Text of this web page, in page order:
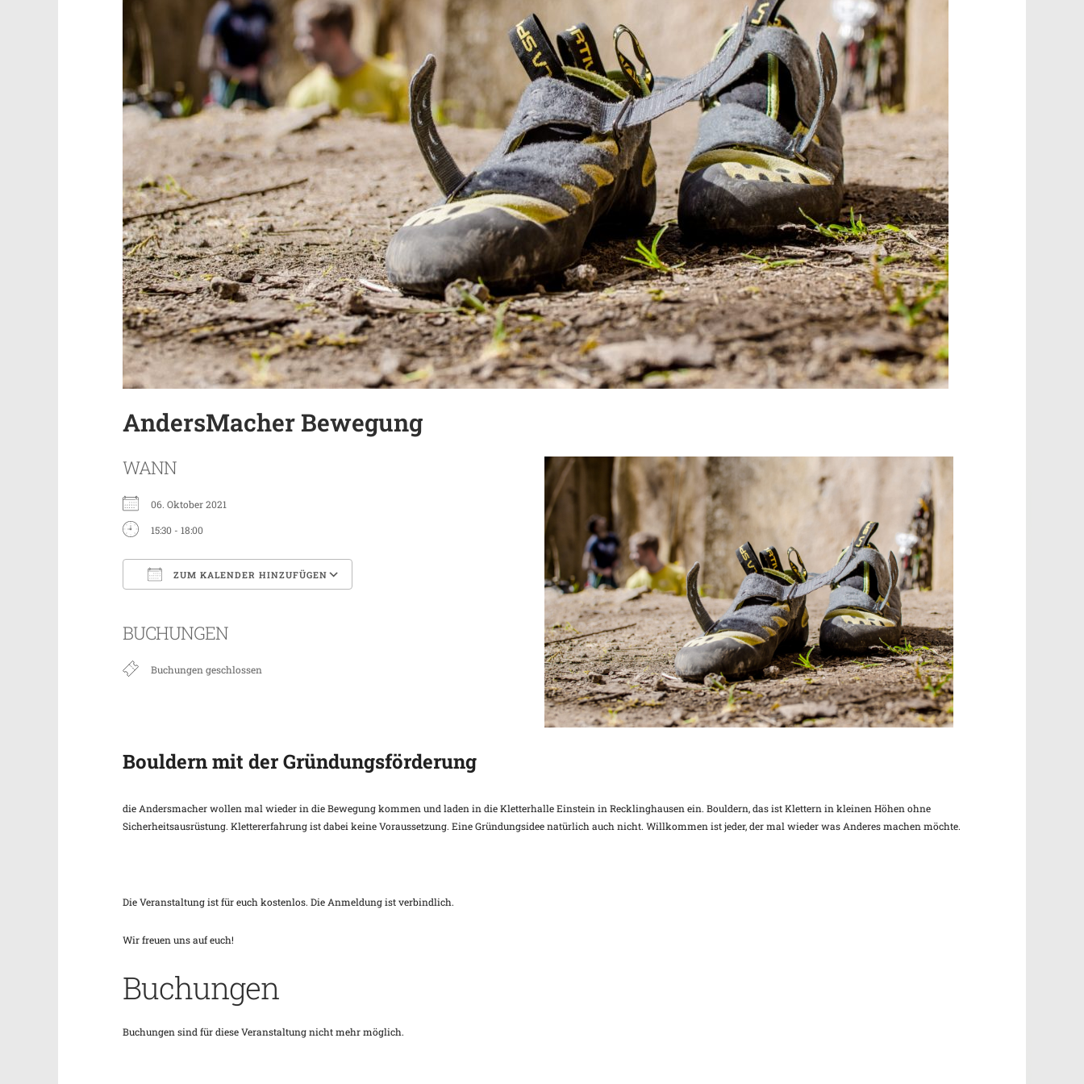
AndersMacher Bewegung
WANN
06. Oktober 2021
15:30 - 18:00
ZUM KALENDER HINZUFÜGEN
iCalendar Office 365
BUCHUNGEN
Buchungen geschlossen
Bouldern mit der Gründungsförderung
die Andersmacher wollen mal wieder in die Bewegung kommen und laden in die Kletterhalle Einstein in Recklinghausen ein. Bouldern, das ist Klettern in kleinen Höhen ohne
Sicherheitsausrüstung. Klettererfahrung ist dabei keine Voraussetzung. Eine Gründungsidee natürlich auch nicht. Willkommen ist jeder, der mal wieder was Anderes machen möchte.
Die Veranstaltung ist für euch kostenlos. Die Anmeldung ist verbindlich.
Wir freuen uns auf euch!
Buchungen
Buchungen sind für diese Veranstaltung nicht mehr möglich.